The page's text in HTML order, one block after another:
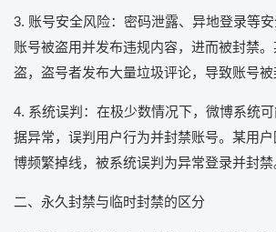
3. 账号安全风险：密码泄露、异地登录等
账号被盗用并发布违规内容，进而被封禁
盗，盗号者发布大量垃圾评论，导致账号被
4. 系统误判：在极少数情况下，微博系统
据异常，误判用户行为并封禁账号。某用
博频繁掉线，被系统误判为异常登录并封禁
二、永久封禁与临时封禁的区分